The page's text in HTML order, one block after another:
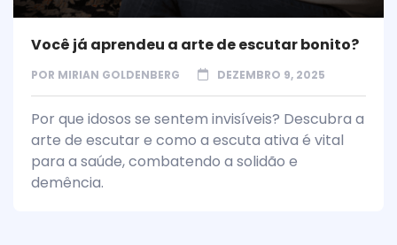
Você já aprendeu a arte de escutar bonito?
POR MIRIAN GOLDENBERG DEZEMBRO 9, 2025
Por que idosos se sentem invisíveis? Descubra a
arte de escutar e como a escuta ativa é vital
para a saúde, combatendo a solidão e
demência.